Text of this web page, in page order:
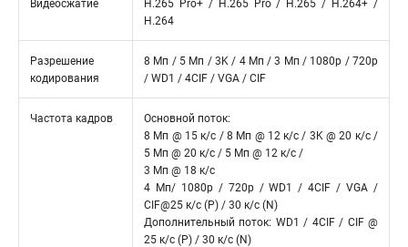
Видеосжатие
H.265 Pro+ / H.265 Pro / H.265 / H.264+ /
H.264
Разрешение
кодирования
8 Мп / 5 Мп / 3K / 4 Мп / 3 Мп / 1080p / 720p
/ WD1 / 4CIF / VGA / CIF
Частота кадров
Основной поток:
8 Мп @ 15 к/с / 8 Мп @ 12 к/с / 3K @ 20 к/с /
5 Мп @ 20 к/с / 5 Мп @ 12 к/с /
3 Мп @ 18 к/с
4 Мп/ 1080p / 720p / WD1 / 4CIF / VGA /
CIF@25 к/с (P) / 30 к/с (N)
Дополнительный поток: WD1 / 4CIF / CIF @
25 к/с (P) / 30 к/с (N)